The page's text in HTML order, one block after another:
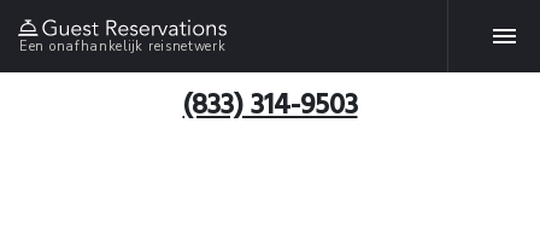
Een onafhankelijk reisnetwerk
(833) 314-9503